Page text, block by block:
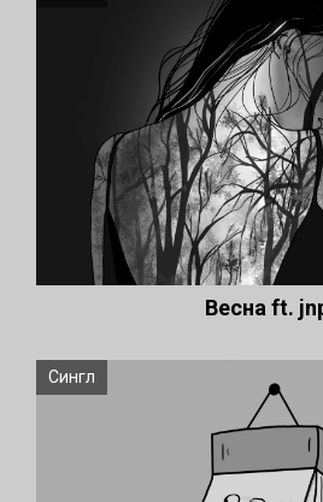
Весна ft.
Сингл